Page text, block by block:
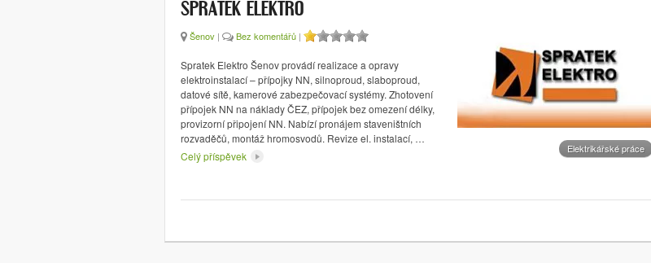
SPRATEK ELEKTRO
Elektrikářské práce
Šenov | Bez komentářů |
Spratek Elektro Šenov provádí realizace a opravy
elektroinstalací – přípojky NN, silnoproud, slaboproud,
datové sítě, kamerové zabezpečovací systémy. Zhotovení
přípojek NN na náklady ČEZ, přípojek bez omezení délky,
provizorní připojení NN. Nabízí pronájem staveništních
rozvaděčů, montáž hromosvodů. Revize el. instalací, …
Celý příspěvek